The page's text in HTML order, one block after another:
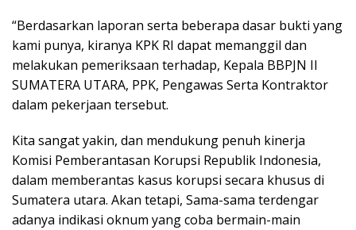
“Berdasarkan laporan serta beberapa dasar bukti yang
kami punya, kiranya KPK RI dapat memanggil dan
melakukan pemeriksaan terhadap, Kepala BBPJN II
SUMATERA UTARA, PPK, Pengawas Serta Kontraktor
dalam pekerjaan tersebut.
Kita sangat yakin, dan mendukung penuh kinerja
Komisi Pemberantasan Korupsi Republik Indonesia,
dalam memberantas kasus korupsi secara khusus di
Sumatera utara. Akan tetapi, Sama-sama terdengar
adanya indikasi oknum yang coba bermain-main